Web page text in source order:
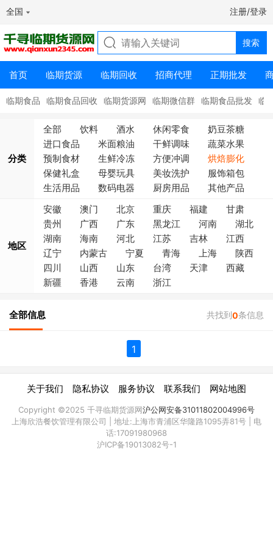
全国 注册/登录
首页 临期货源 临期回收 招商代理 正期批发
临期食品 临期食品回收 临期货源网 临期微信群 临期食品批发 临
分类
全部 饮料 酒水 休闲零食
奶豆茶糖
进口食品
米面粮油 干鲜调味
蔬菜水果
预制食材
生鲜冷冻 方便冲调
烘焙膨化
保健礼盒
母婴玩具 美妆洗护
服饰箱包
生活用品
数码电器 厨房用品 其他产品
地区
安徽 澳门 北京 重庆 福建
甘肃
贵州
广西 广东 黑龙江 河南
湖北
湖南
海南 河北 江苏 吉林
江西
辽宁
内蒙古 宁夏 青海 上海
陕西
四川
山西 山东 台湾 天津
西藏
新疆
香港 云南 浙江
全部信息 共找到0条信息
1
关于我们 隐私协议 服务协议 联系我们 网站地图
Copyright ©2025 千寻临期货源网沪公网安备31011802004996号
上海欣浩餐饮管理有限公司 | 地址:上海市青浦区华隆路1095弄81号 | 电
话:17091980968
沪ICP备19013082号-1